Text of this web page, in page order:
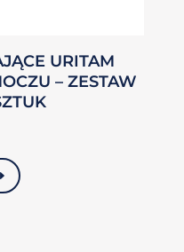
URITAM
– ZESTAW